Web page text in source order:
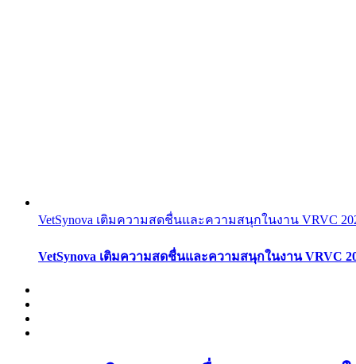
VetSynova เติมความสดชื่นและความสนุกในงาน VRVC
VetSynova เติมความสดชื่นและความสนุกในงาน VRVC